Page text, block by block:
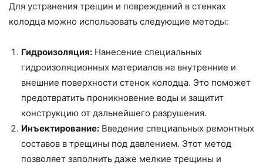
Для устранения трещин и повреждений в стенках
колодца можно использовать следующие методы:
Гидроизоляция: Нанесение специальных
гидроизоляционных материалов на внутренние и
внешние поверхности стенок колодца. Это поможет
предотвратить проникновение воды и защитит
конструкцию от дальнейшего разрушения.
Инъектирование: Введение специальных ремонтных
составов в трещины под давлением. Этот метод
позволяет заполнить даже мелкие трещины и